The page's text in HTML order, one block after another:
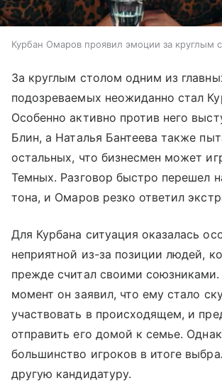
Курбан Омаров проявил эмоции за круглым
За круглым столом одним из
подозреваемых неожиданно стал
Особенно активно против него
Блин, а Наталья Бантеева также
остальных, что бизнесмен может
Темных. Разговор быстро перешел
тона, и Омаров резко ответил
Для Курбана ситуация оказалась
неприятной из-за позиции людей,
прежде считал своими
момент он заявил, что ему стало
участвовать в происходящем, и
отправить его домой к семье.
большинство игроков в итоге
другую кандидатуру.